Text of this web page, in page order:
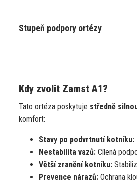
Stupeň podpory ortézy
Kdy zvolit Zamst A1?
Tato ortéza poskytuje středně
komfort:
Stavy po podvrtnutí kotníku:
Nestabilita vazů: Cílená
Větší zranění kotníku:
Prevence nárazů: Ochrana